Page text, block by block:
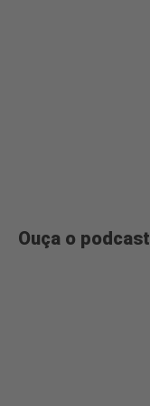
Ouça o podcast